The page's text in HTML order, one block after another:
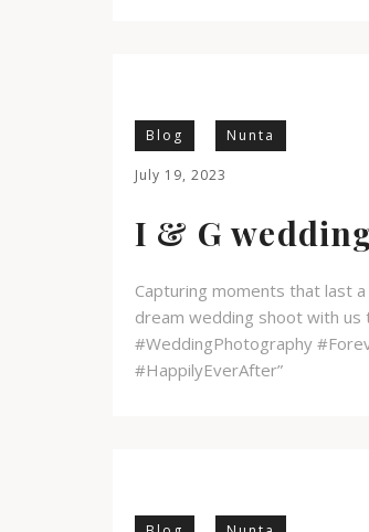
Blog Nunta
July 19, 2023
I & G
Capturing moments that last
dream wedding shoot with us
#WeddingPhotography
#HappilyEverAfter”